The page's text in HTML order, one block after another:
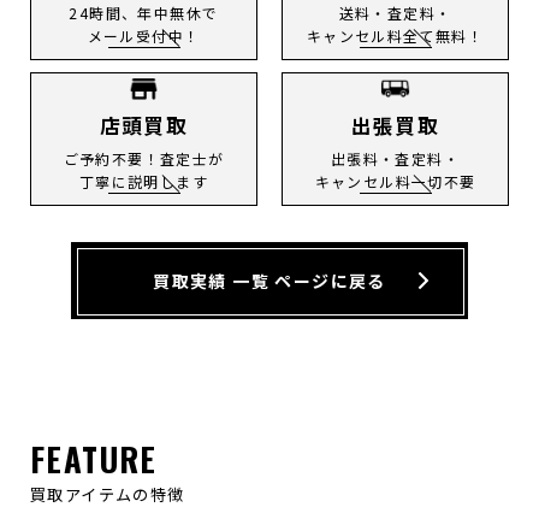
24時間、年中無休で
メール受付中！
送料・査定料・
キャンセル料全て無料！
店頭買取
ご予約不要！査定士が
丁寧に説明します
出張買取
出張料・査定料・
キャンセル料一切不要
買取実績 一覧 ページに戻る
FEATURE
買取アイテムの特徴